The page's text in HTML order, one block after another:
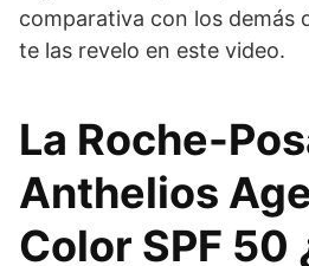
comparativa con los demás
te las revelo en este video.
La Roche-
Anthelios
Color SPF 50